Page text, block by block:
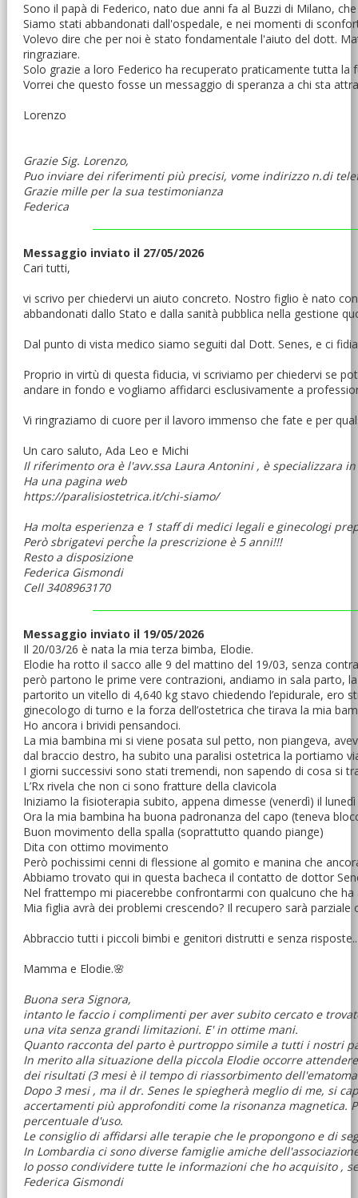
Sono il papà di Federico, nato due anni fa al Buzzi di Milano,
Siamo stati abbandonati dall'ospedale, e nei momenti di
Volevo dire che per noi è stato fondamentale l'aiuto del dott.
ringraziare.
Solo grazie a loro Federico ha recuperato praticamente tutta la
Vorrei che questo fosse un messaggio di speranza a chi sta
Lorenzo
Grazie Sig. Lorenzo,
Puo inviare dei riferimenti più precisi, vome indirizzo n.di
Grazie mille per la sua testimonianza
Federica
Messaggio inviato il 27/05/2026
Cari tutti,
vi scrivo per chiedervi un aiuto concreto. Nostro figlio è nato
abbandonati dallo Stato e dalla sanità pubblica nella gestione
Dal punto di vista medico siamo seguiti dal Dott. Senes, e ci
Proprio in virtù di questa fiducia, vi scriviamo per chiedervi se
andare in fondo e vogliamo affidarci esclusivamente a
Vi ringraziamo di cuore per il lavoro immenso che fate e per
Un caro saluto, Ada Leo e Michi
Il riferimento ora è l'avv.ssa Laura Antonini , è specializzara
Ha una pagina web
https://paralisiostetrica.it/chi-siamo/
Ha molta esperienza e 1 staff di medici legali e ginecologi
Però sbrigatevi percĥe la prescrizione è 5 anni!!!
Resto a disposizione
Federica Gismondi
Cell 3408963170
Messaggio inviato il 19/05/2026
Il 20/03/26 è nata la mia terza bimba, Elodie.
Elodie ha rotto il sacco alle 9 del mattino del 19/03, senza
però partono le prime vere contrazioni, andiamo in sala parto,
partorito un vitello di 4,640 kg stavo chiedendo l’epidurale, ero
ginecologo di turno e la forza dell’ostetrica che tirava la mia
Ho ancora i brividi pensandoci.
La mia bambina mi si viene posata sul petto, non piangeva,
dal braccio destro, ha subito una paralisi ostetrica la portiamo
I giorni successivi sono stati tremendi, non sapendo di cosa si
L’Rx rivela che non ci sono fratture della clavicola
Iniziamo la fisioterapia subito, appena dimesse (venerdì) il
Ora la mia bambina ha buona padronanza del capo (teneva
Buon movimento della spalla (soprattutto quando piange)
Dita con ottimo movimento
Però pochissimi cenni di flessione al gomito e manina che
Abbiamo trovato qui in questa bacheca il contatto de dottor
Nel frattempo mi piacerebbe confrontarmi con qualcuno che
Mia figlia avrà dei problemi crescendo? Il recupero sarà
Abbraccio tutti i piccoli bimbi e genitori distrutti e senza risposte..
Mamma e Elodie.🌸
Buona sera Signora,
intanto le faccio i complimenti per aver subito cercato e
una vita senza grandi limitazioni. E' in ottime mani.
Quanto racconta del parto è purtroppo simile a tutti i nostri
In merito alla situazione della piccola Elodie occorre
dei risultati (3 mesi è il tempo di riassorbimento
Dopo 3 mesi , ma il dr. Senes le spiegherà meglio di me, si
accertamenti più approfonditi come la risonanza magnetica.
percentuale d'uso.
Le consiglio di affidarsi alle terapie che le propongono e di
In Lombardia ci sono diverse famiglie amiche
Io posso condividere tutte le informazioni che ho acquisito ,
Federica Gismondi